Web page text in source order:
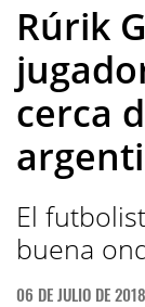
Rúrik
cerca
El
buena
06 DE JULIO DE